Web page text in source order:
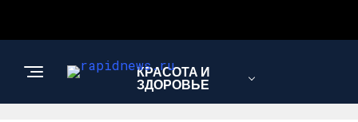
КРАСОТА И
ЗДОРОВЬЕ